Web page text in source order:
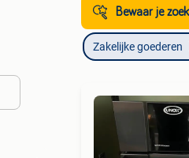
Bewaar je
Zakelijke goederen